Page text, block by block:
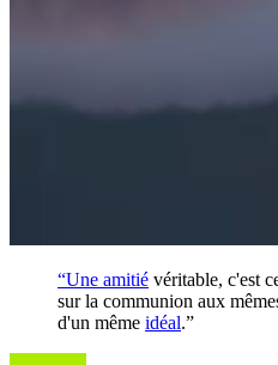
“Une amitié véritable, c'est
sur la communion aux
d'un même idéal.”